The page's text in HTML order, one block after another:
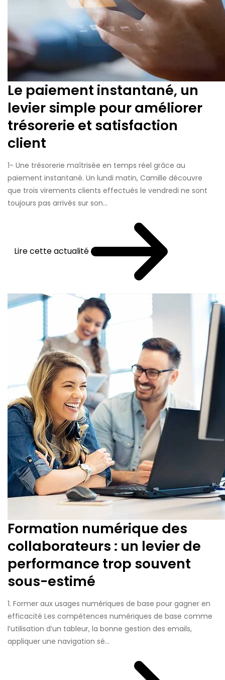
Le paiement instantané, un
levier simple pour améliorer
trésorerie et satisfaction
client
1- Une trésorerie maîtrisée en temps réel grâce au
paiement instantané. Un lundi matin, Camille découvre
que trois virements clients effectués le vendredi ne sont
toujours pas arrivés sur son...
Lire cette actualité
Formation numérique des
collaborateurs : un levier de
performance trop souvent
sous-estimé
1. Former aux usages numériques de base pour gagner en
efficacité Les compétences numériques de base comme
l’utilisation d’un tableur, la bonne gestion des emails,
appliquer une navigation sé...